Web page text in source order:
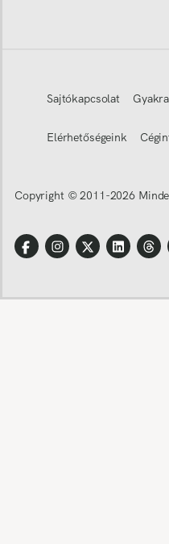
Sajtókapcsolat
Elérhetőségeink
Copyright © 2011-2026